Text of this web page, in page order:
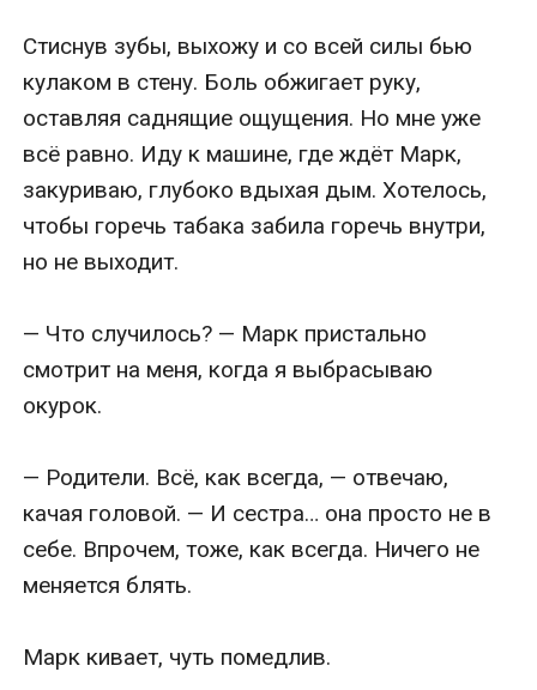
Стиснув зубы, выхожу и со всей силы бью
кулаком в стену. Боль обжигает руку,
оставляя саднящие ощущения. Но мне уже
всё равно. Иду к машине, где ждёт Марк,
закуриваю, глубоко вдыхая дым. Хотелось,
чтобы горечь табака забила горечь внутри,
но не выходит.
— Что случилось? — Марк пристально
смотрит на меня, когда я выбрасываю
окурок.
— Родители. Всё, как всегда, — отвечаю,
качая головой. — И сестра… она просто не в
себе. Впрочем, тоже, как всегда. Ничего не
меняется блять.
Марк кивает, чуть помедлив.